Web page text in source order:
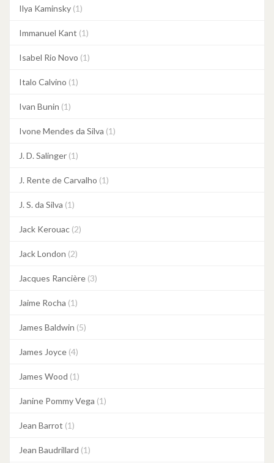
Ilya Kaminsky (1)
Immanuel Kant (1)
Isabel Rio Novo (1)
Italo Calvino (1)
Ivan Bunin (1)
Ivone Mendes da Silva (1)
J. D. Salinger (1)
J. Rente de Carvalho (1)
J. S. da Silva (1)
Jack Kerouac (2)
Jack London (2)
Jacques Rancière (3)
Jaime Rocha (1)
James Baldwin (5)
James Joyce (4)
James Wood (1)
Janine Pommy Vega (1)
Jean Barrot (1)
Jean Baudrillard (1)